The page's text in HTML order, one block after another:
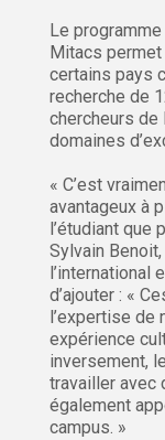
Le
Mitacs
certains pays
recherche de
chercheurs de
domaines
« C’est
avantageux à
l’étudiant que
Sylvain
l’international
d’ajouter : «
l’expertise
expérience
inversement,
travailler avec
également
campus. »